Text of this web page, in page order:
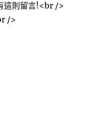
這則留言!<br />
/>